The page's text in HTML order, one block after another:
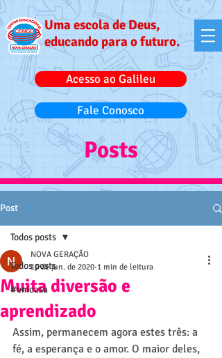
Uma escola de Deus,
educando para o futuro.
Acesso ao Galileu
Fale Conosco
Posts
Post
Todos posts
#emcasa
Todos posts
Muita diversão e
aprendizado
NOVA GERAÇÃO
10 de jun. de 2020 1 min de leitura
Assim, permanecem agora estes três: a
fé, a esperança e o amor. O maior deles,